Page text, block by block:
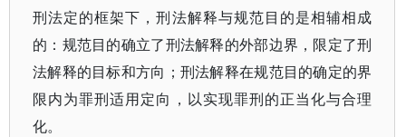
刑法定的框架下，刑法解释与规范目的是相辅相成
的：规范目的确立了刑法解释的外部边界，限定了刑
法解释的目标和方向；刑法解释在规范目的确定的界
限内为罪刑适用定向，以实现罪刑的正当化与合理
化。